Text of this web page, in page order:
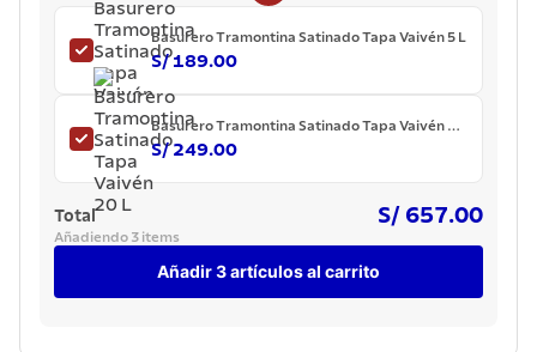
Basurero Tramontina Satinado Tapa Vaivén 5 L
S/ 189.00
Basurero Tramontina Satinado Tapa Vaivén 20
L
S/ 249.00
Total S/ 657.00
Añadiendo 3 items
Añadir 3 artículos al carrito